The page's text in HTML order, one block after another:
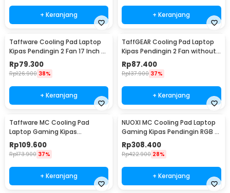
+ Keranjang + Keranjang
Taffware Cooling Pad Laptop
Kipas Pendingin 2 Fan 17 Inch -
N99
Rp79.300
Rp126.900 38%
+ Keranjang
TaffGEAR Cooling Pad Laptop
Kipas Pendingin 2 Fan without
Knob Speed - Q100
Rp87.400
Rp137.900 37%
+ Keranjang
Taffware MC Cooling Pad
Laptop Gaming Kipas
Pendingin 6 Fan 15.6 Inch - Q3
Rp109.600
Rp173.900 37%
+ Keranjang
NUOXI MC Cooling Pad Laptop
Gaming Kipas Pendingin RGB 2
Fan 18 Inch - X500
Rp308.400
Rp422.900 28%
+ Keranjang